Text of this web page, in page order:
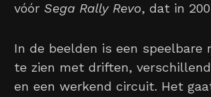
vóór Sega Rally Revo, dat in
In de beelden is een speelbare
te zien met driften,
en een werkend circuit. Het